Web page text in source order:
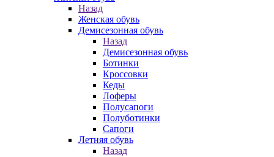
Назад
Женская обувь
Демисезонная обувь
Назад
Демисезонная обувь
Ботинки
Кроссовки
Кеды
Лоферы
Полусапоги
Полуботинки
Сапоги
Летняя обувь
Назад